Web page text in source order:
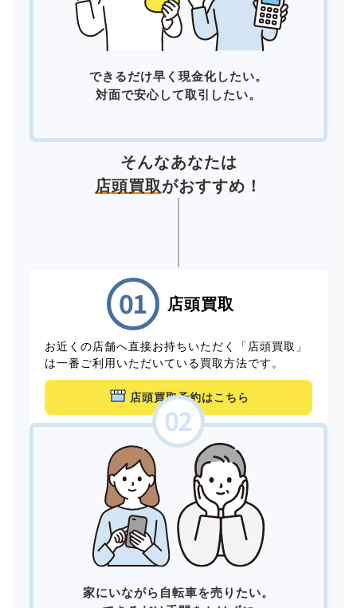
できるだけ早く現金化したい。
対面で安心して取引したい。
そんなあなたは
店頭買取がおすすめ！
店頭買取
お近くの店舗へ直接お持ちいただく「店頭買取」
は一番ご利用いただいている買取方法です。
店頭買取予約はこちら
家にいながら自転車を売りたい。